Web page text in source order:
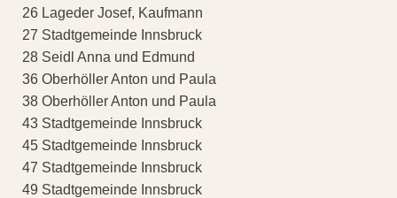
26 Lageder Josef, Kaufmann
27 Stadtgemeinde Innsbruck
28 Seidl Anna und Edmund
36 Oberhöller Anton und Paula
38 Oberhöller Anton und Paula
43 Stadtgemeinde Innsbruck
45 Stadtgemeinde Innsbruck
47 Stadtgemeinde Innsbruck
49 Stadtgemeinde Innsbruck